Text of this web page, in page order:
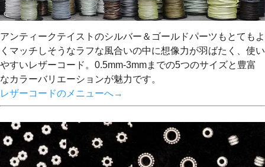
アンティークテイストのシルバー＆ゴールドパーツもとてもよ
くマッチしそうなラフな風合いの中に想像力が羽ばたく、使い
やすいレザーコード。0.5mm-3mmまでの5つのサイズと豊富
なカラーバリエーションが魅力です。
レザーコードのメニューへ→